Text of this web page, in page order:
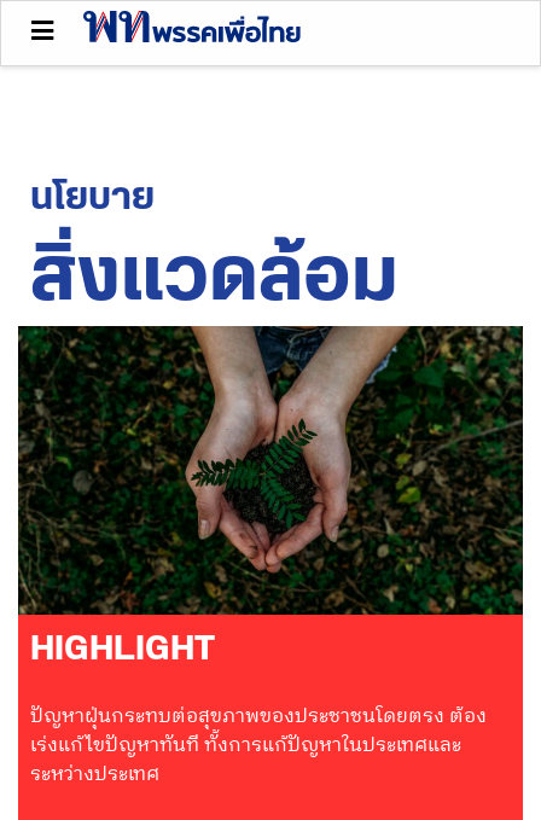
นโยบาย
สิ่งแวดล้อม
HIGHLIGHT
ปัญหาฝุ่นกระทบต่อสุขภาพของประชาชนโดยตรง ต้อง
เร่งแก้ไขปัญหาทันที ทั้งการแก้ปัญหาในประเทศและ
ระหว่างประเทศ